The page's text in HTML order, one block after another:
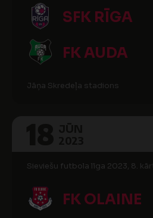
SFK RĪGA
FK AUDA
Jāņa Skredeļa stadions
Sieviešu futbola līga 2023, 8.
FK OLAINE